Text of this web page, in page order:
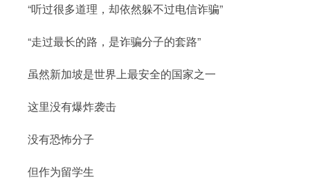
“听过很多道理，却依然躲不过电信诈骗”
“走过最长的路，是诈骗分子的套路”
虽然新加坡是世界上最安全的国家之一
这里没有爆炸袭击
没有恐怖分子
但作为留学生